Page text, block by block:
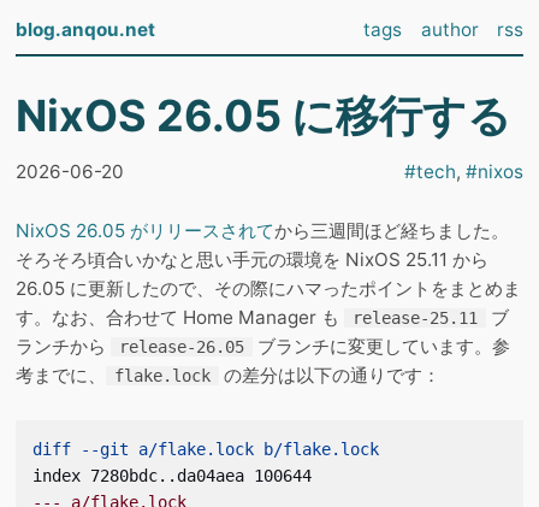
blog.anqou.net rss
author
tags
NixOS 26.05 に移行する
2026-06-20 #tech, #nixos
NixOS 26.05 がリリースされてから三週間ほど経ちました。
そろそろ頃合いかなと思い手元の環境を NixOS 25.11 から
26.05 に更新したので、その際にハマったポイントをまとめま
す。なお、合わせて Home Manager も
release-25.11
ブ
ランチから
release-26.05
ブランチに変更しています。参
考までに、
flake.lock の差分は以下の通りです：
diff --git a/flake.lock b/flake.lock
index 7280bdc..da04aea 100644
--- a/flake.lock